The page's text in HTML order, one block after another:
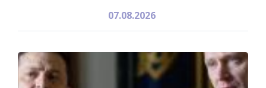
07.08.2026